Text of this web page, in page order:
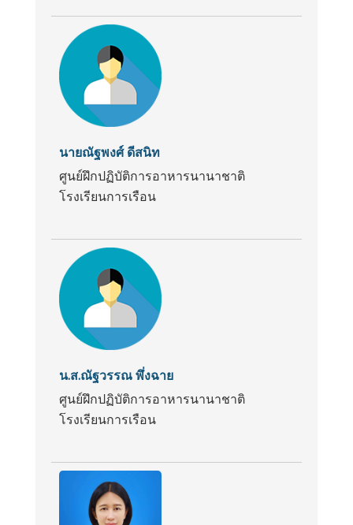
นายณัฐพงศ์ ดีสนิท
ศูนย์ฝึกปฏิบัติการอาหารนานาชาติ
โรงเรียนการเรือน
น.ส.ณัฐวรรณ พึ่งฉาย
ศูนย์ฝึกปฏิบัติการอาหารนานาชาติ
โรงเรียนการเรือน